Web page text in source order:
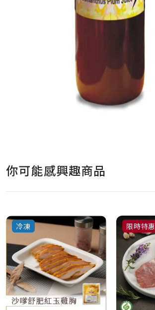
你可能感興趣商品
冷凍 限時特惠